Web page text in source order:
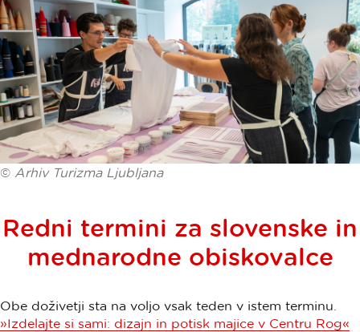
© Arhiv Turizma Ljubljana
Redni termini za slovenske in
mednarodne obiskovalce
Obe doživetji sta na voljo vsak teden v istem terminu.
»Izdelajte si sami: dizajn in potisk majice v Centru Rog«